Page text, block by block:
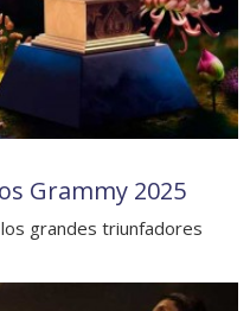
Grammy 2025
grandes triunfadores